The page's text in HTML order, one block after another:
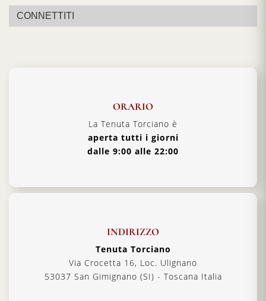
CONNETTITI
ORARIO
La Tenuta Torciano è
aperta tutti i giorni
dalle 9:00 alle 22:00
INDIRIZZO
Tenuta Torciano
Via Crocetta 16, Loc. Ulignano
53037 San Gimignano (SI) - Toscana Italia